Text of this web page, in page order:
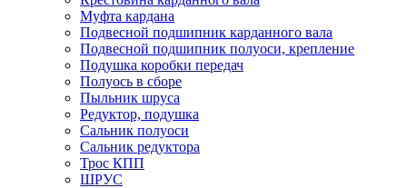
Муфта кардана
Подвесной подшипник карданного вала
Подвесной подшипник полуоси, крепление
Подушка коробки передач
Полуось в сборе
Пыльник шруса
Редуктор, подушка
Сальник полуоси
Сальник редуктора
Трос КПП
ШРУС